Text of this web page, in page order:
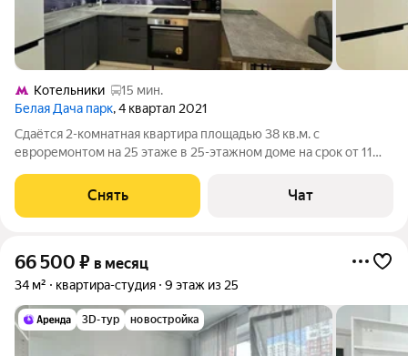
Котельники
15 мин.
Белая Дача парк, 4 квартал 2021
Сдаётся 2-комнатная квартира площадью 38 кв.м. с
евроремонтом на 25 этаже в 25-этажном доме на срок от 11
Холодильник Посудомоечная машина Кондиционер
Микроволновка Дом - панельный. В
Снять Чат
66 500 ₽ в месяц
34 м² квартира-студия 9 этаж из 25
3D-тур новостройка